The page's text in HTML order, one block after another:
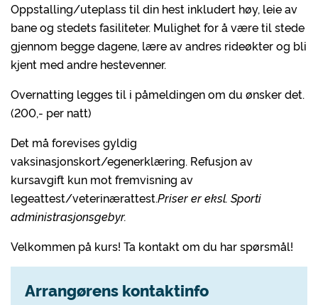
Oppstalling/uteplass til din hest inkludert høy, leie av
bane og stedets fasiliteter. Mulighet for å være til stede
gjennom begge dagene, lære av andres rideøkter og bli
kjent med andre hestevenner.
Overnatting legges til i påmeldingen om du ønsker det.
(200,- per natt)
Det må forevises gyldig
vaksinasjonskort/egenerklæring. Refusjon av
kursavgift kun mot fremvisning av
legeattest/veterinærattest.Priser er eksl. Sporti
administrasjonsgebyr.
Velkommen på kurs! Ta kontakt om du har spørsmål!
Arrangørens kontaktinfo